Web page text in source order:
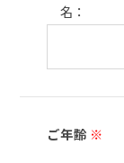
名：
ご年齢 ※